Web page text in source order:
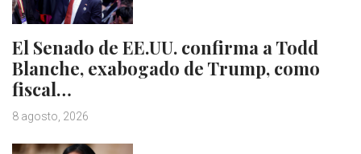
El Senado de EE.UU. confirma a Todd
Blanche, exabogado de Trump, como
fiscal…
8 agosto, 2026